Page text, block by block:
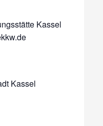
Kassel
Kassel